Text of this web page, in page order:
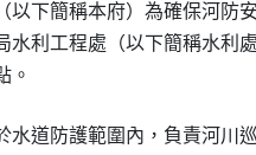
以下簡稱本府）為確保河防
局水利工程處（以下簡稱水
。
水道防護範圍內，負責河川